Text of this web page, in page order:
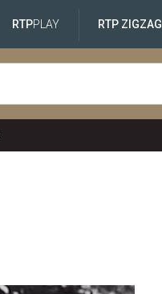
RTPPLAY RTP ZIGZAG